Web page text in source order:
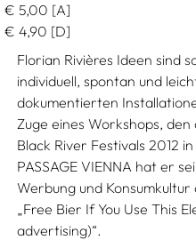
€ 5,00 [A]
€ 4,90 [D]
Florian Rivières Ideen sind
individuell, spontan und
dokumentierten
Zuge eines Workshops,
Black River Festivals 2012
PASSAGE VIENNA hat er
Werbung und
„Free Bier If You Use This
advertising)“.